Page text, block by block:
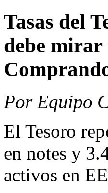
Tasas del
debe
Por Equipo
El Tesoro
en notes y
activos en